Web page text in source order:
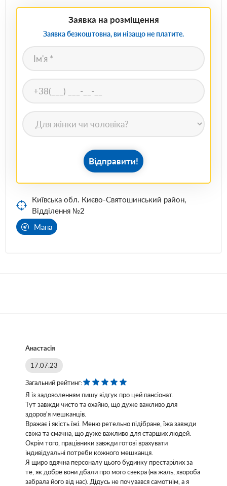
Заявка на розміщення
Заявка безкоштовна, ви нізащо не платите.
Відправити!
Київська обл. Києво-Святошинський район,
Відділення №2
Мапа
Анастасія
17.07.23
Загальний рейтинг:
Я із задоволенням пишу відгук про цей пансіонат.
Тут завжди чисто та охайно, що дуже важливо для
здоров'я мешканців.
Вражає і якість їжі. Меню ретельно підібране, їжа завжди
свіжа та смачна, що дуже важливо для старших людей.
Окрім того, працівники завжди готові врахувати
індивідуальні потреби кожного мешканця.
Я щиро вдячна персоналу цього будинку престарілих за
те, як добре вони дбали про мого свекра (на жаль, хвороба
забрала його від нас). Дідусь не почувався самотнім, а я